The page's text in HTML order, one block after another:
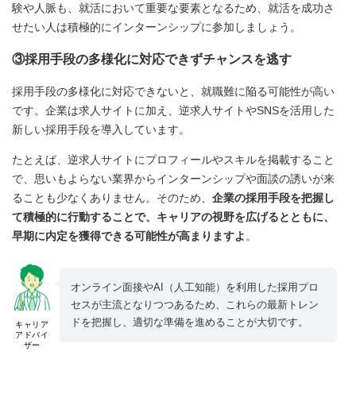
験や人脈も、就活において重要な要素となるため、就活を成功さ
せたい人は積極的にインターンシップに参加しましょう。
③採用手段の多様化に対応できずチャンスを逃す
採用手段の多様化に対応できないと、就職難に陥る可能性が高い
です。企業は求人サイトに加え、逆求人サイトやSNSを活用した
新しい採用手段を導入しています。
たとえば、逆求人サイトにプロフィールやスキルを掲載すること
で、思いもよらない業界からインターンシップや面談の誘いが来
ることも少なくありません。そのため、 企業の採用手段を把握し
て積極的に行動することで、キャリアの視野を広げるとともに、
早期に内定を獲得できる可能性が高まりますよ 。
キャリア
アドバイ
ザー
オンライン面接やAI（人工知能）を利用した採用プロ
セスが主流となりつつあるため、これらの最新トレン
ドを把握し、適切な準備を進めることが大切です。